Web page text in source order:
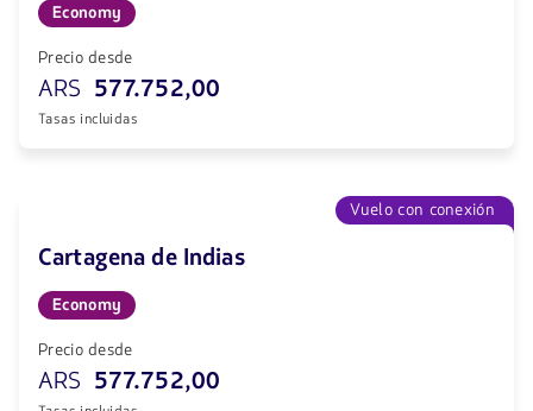
Economy
Precio desde
ARS 577.752,00
Tasas incluidas
Vuelo con conexión
Cartagena de Indias
Economy
Precio desde
ARS 577.752,00